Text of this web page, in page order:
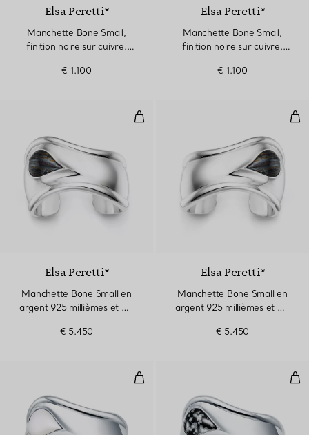
Elsa Peretti®
Manchette Bone Small,
finition noire sur cuivre.
€ 1.100
Elsa Peretti®
Manchette Bone Small,
finition noire sur cuivre.
€ 1.100
Manchette Bone Small en
Elsa Peretti®
Manchette Bone Small en
argent 925 millièmes et œil
€ 5.450
Elsa Peretti®
Manchette Bone Small en
argent 925 millièmes et œil
€ 5.450
Manchette Bone en argent 925